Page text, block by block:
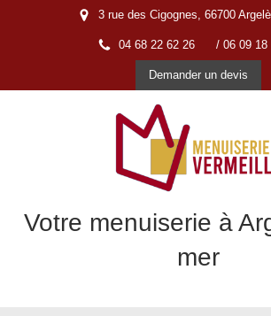
3 rue des Cigognes, 66700
04 68 22 62 26 / 06 09 18
Demander un devis
Votre menuiserie à
mer